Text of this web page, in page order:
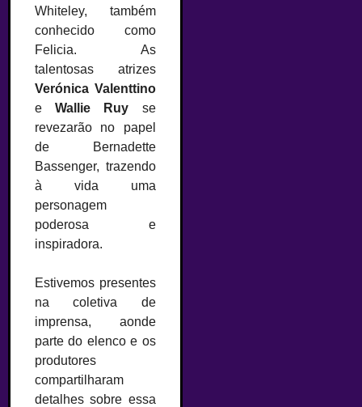
Whiteley, também
conhecido como
Felicia. As
talentosas atrizes
Verónica Valenttino
eWallie Ruy se
revezarão no papel
de Bernadette
Bassenger, trazendo
à vida uma
personagem
poderosa e
inspiradora.
Estivemos presentes
na coletiva de
imprensa, aonde
parte do elenco e os
produtores
compartilharam
detalhes sobre essa